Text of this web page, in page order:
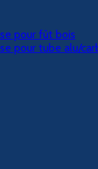
pour fût bois
pour tube alu/